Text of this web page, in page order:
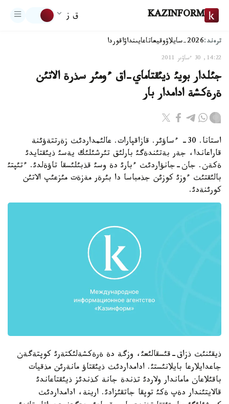
KAZINFORM ق ز
ترەند:2026-سايلاۋ وقيعاتاعايىنداۋاقوردا
14:22, 30 ءساۋىر 2011
جئلدار بويئ ذيئقتاماي-اق ءومئر سذرة الاتئن
ةرةكشة ادامدار بار
استانا. 30- ءساؤئر. قازاقپارات. عالئمداردئث زةرتتةؤئنة
قاراعاندا، جةر بةتئندةگئ بارلئق تئرشئلئك يةسئ ذيئقتايدئ
ةكةن. جان-جانؤاردئث ءبارئ دة وسئ قذبئلئسقا تاؤةلدئ. ءتئپتئ
بالئقتئث ءوزئ كوزئن جذمباسا دا بئرةر مةزةت مئزعئپ الاتئن
كورئنةدئ.
ذيقئنئث ذزاق-قئسقالئعئ، وزگة دة ةرةكشةلئكتةرئ كوپتةگةن
جاعدايلارعا بايلانئستئ. ادامداردئث ذيئقتاؤ مانةرئن مذقيات
باقئلاعان ماماندار ولاردئ تذندة جانة كذندئز ذيئقتاعاندئ
قالايتئندار دةپ ةكئ توپقا جاتقئزادئ. ارينة، ادامداردئث